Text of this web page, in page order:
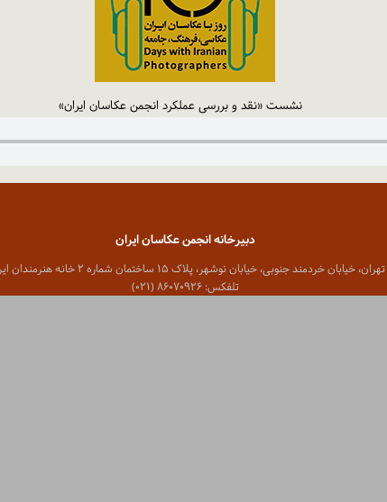
نشست «نقد و بررسی عملکرد انجمن عکاسان ایران»
دبیرخانه انجمن عکاسان ایران
خردمند جنوبی، خیابان نوشهر، پلاک ۱۵ ساختمان شماره ۲ خانه هنرمندان ایران، واحد ۸
تلفکس: ۸۶۰۷۰۹۲۶ (۰۲۱)